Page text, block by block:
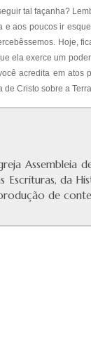
tal façanha?
aos poucos ir
Hoje,
ela exerce um
acredita em
Cristo sobre a
Assembleia
Escrituras, da
de